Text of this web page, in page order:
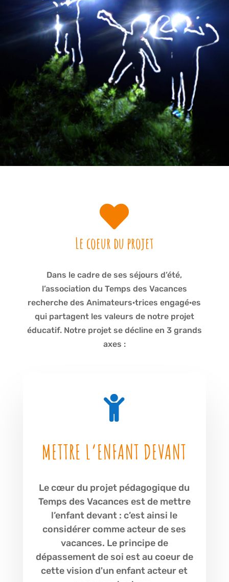

Le coeur du projet
Dans le cadre de ses séjours d’été,
l’association du Temps des Vacances
recherche des Animateurs·trices engagé·es
qui partagent les valeurs de notre projet
éducatif. Notre projet se décline en 3 grands
axes :

METTRE L’ENFANT DEVANT
Le cœur du projet pédagogique du
Temps des Vacances est de mettre
l’enfant devant : c’est ainsi le
considérer comme acteur de ses
vacances. Le principe de
dépassement de soi est au coeur de
cette vision d'un enfant acteur et